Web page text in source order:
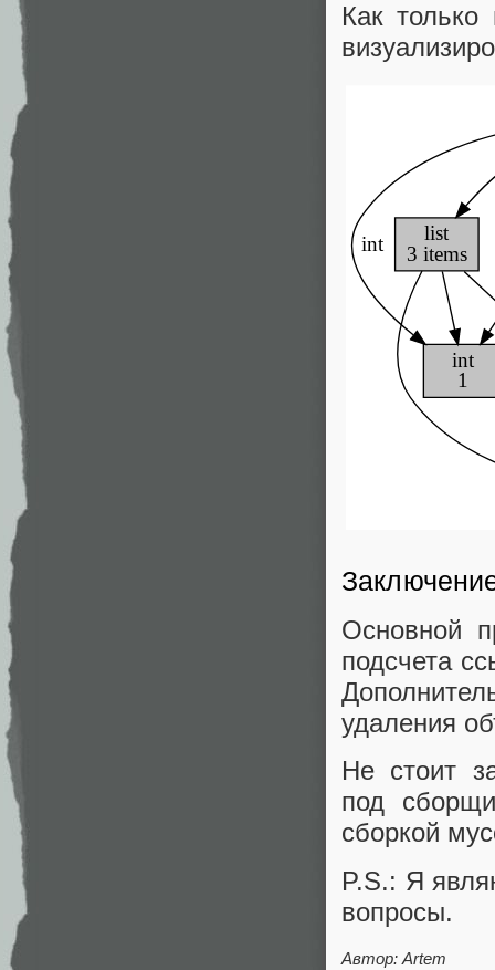
Как
Основной
подсчета
удаления
Не стоит
под
сборкой
P.S.: Я
вопросы.
Автор: Artem